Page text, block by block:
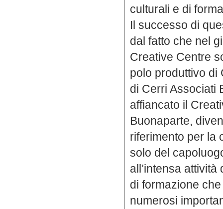
culturali e di
Il successo di
dal fatto che nel
Creative Centre
polo produttivo di
di Cerri Associati
affiancato il
Buonaparte,
riferimento per la
solo del
all’intensa
di formazione
numerosi